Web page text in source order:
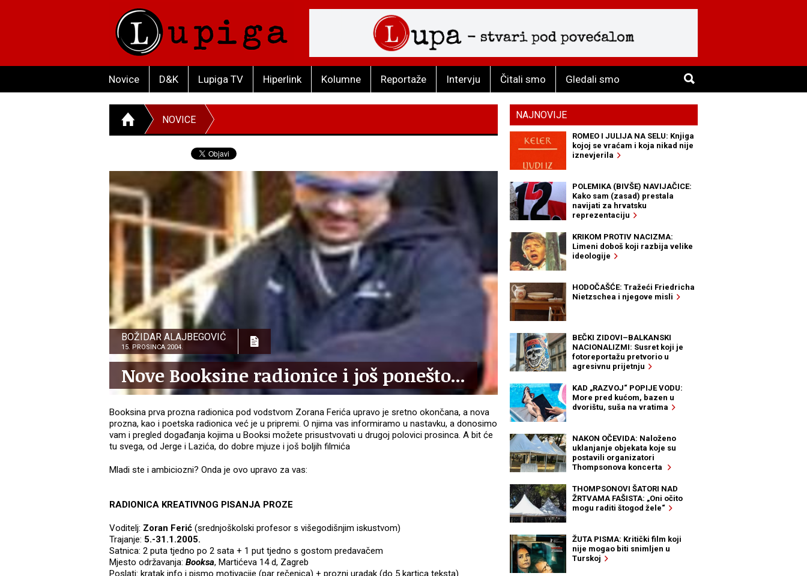
Novice D&K Lupiga TV Hiperlink Kolumne Reportaže Intervju Čitali smo Gledali smo
NOVICE
BOŽIDAR ALAJBEGOVIĆ
15. PROSINCA 2004.
Nove Booksine radionice i još ponešto...
Booksina prva prozna radionica pod vodstvom Zorana Ferića upravo je sretno okončana, a nova
prozna, kao i poetska radionica već je u pripremi. O njima vas informiramo u nastavku, a donosimo
vam i pregled događanja kojima u Booksi možete prisustvovati u drugoj polovici prosinca. A bit će
tu svega, od Jerge i Lazića, do dobre mjuze i još boljih filmića
Mladi ste i ambiciozni? Onda je ovo upravo za vas:
RADIONICA KREATIVNOG PISANJA PROZE
Voditelj: Zoran Ferić (srednjoškolski profesor s višegodišnjim iskustvom)
Trajanje: 5.-31.1.2005.
Satnica: 2 puta tjedno po 2 sata + 1 put tjedno s gostom predavačem
Mjesto održavanja: Booksa, Martićeva 14 d, Zagreb
Poslati: kratak info i pismo motivacije (par rečenica) + prozni uradak (do 5 kartica teksta)
NAJNOVIJE
ROMEO I JULIJA NA SELU: Knjiga
kojoj se vraćam i koja nikad nije
iznevjerila
POLEMIKA (BIVŠE) NAVIJAČICE:
Kako sam (zasad) prestala
navijati za hrvatsku
reprezentaciju
KRIKOM PROTIV NACIZMA:
Limeni doboš koji razbija velike
ideologije
HODOČAŠĆE: Tražeći Friedricha
Nietzschea i njegove misli
BEČKI ZIDOVI–BALKANSKI
NACIONALIZMI: Susret koji je
fotoreportažu pretvorio u
agresivnu prijetnju
KAD „RAZVOJ“ POPIJE VODU:
More pred kućom, bazen u
dvorištu, suša na vratima
NAKON OČEVIDA: Naloženo
uklanjanje objekata koje su
postavili organizatori
Thompsonova koncerta
THOMPSONOVI ŠATORI NAD
ŽRTVAMA FAŠISTA: „Oni očito
mogu raditi štogod žele“
ŽUTA PISMA: Kritički film koji
nije mogao biti snimljen u
Turskoj